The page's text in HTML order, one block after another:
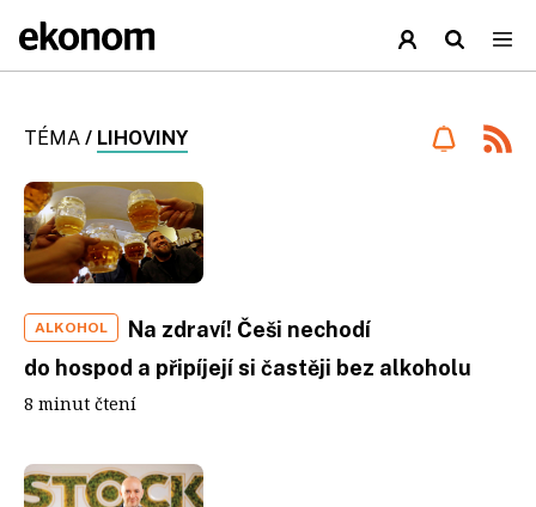
TÉMA / LIHOVINY
ALKOHOL
Na zdraví! Češi nechodí
do hospod a připíjejí si častěji bez alkoholu
8 minut čtení